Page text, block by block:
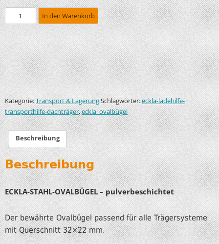
In den Warenkorb
Kategorie:Transport & LagerungSchlagwörter:eckla-ladehilfe-
transporthilfe-dachträger,eckla_ovalbügel
Beschreibung
Beschreibung
ECKLA-STAHL-OVALBÜGEL – pulverbeschichtet
Der bewährte Ovalbügel passend für alle Trägersysteme
mit Querschnitt 32×22 mm.